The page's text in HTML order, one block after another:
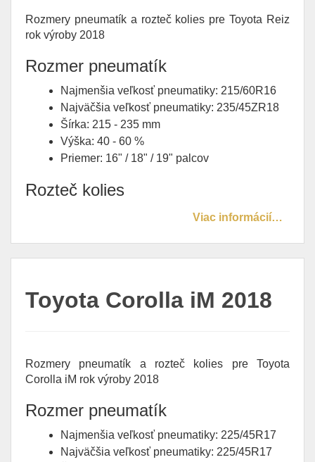
Rozmery pneumatík a rozteč kolies pre Toyota Reiz
rok výroby 2018
Rozmer pneumatík
Najmenšia veľkosť pneumatiky: 215/60R16
Najväčšia veľkosť pneumatiky: 235/45ZR18
Šírka: 215 - 235 mm
Výška: 40 - 60 %
Priemer: 16" / 18" / 19" palcov
Rozteč kolies
Viac informácií…
Toyota Corolla iM 2018
Rozmery pneumatík a rozteč kolies pre Toyota
Corolla iM rok výroby 2018
Rozmer pneumatík
Najmenšia veľkosť pneumatiky: 225/45R17
Najväčšia veľkosť pneumatiky: 225/45R17